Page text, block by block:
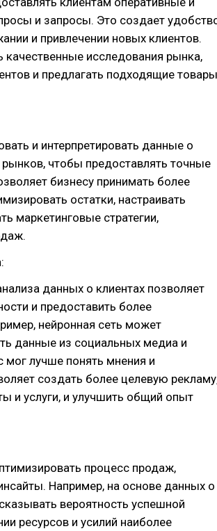
и запросы. Это создает
и привлечении новых клиентов.
исследования рынка,
и предлагать подходящие товары
и интерпретировать данные о
чтобы предоставлять точные
бизнесу принимать более
остатки, настраивать
маркетинговые стратегии,
данных о клиентах позволяет
и предоставить более
нейронная сеть может
данные из социальных медиа и
мог лучше понять мнения и
создать более целевую
и услуги, и улучшить общий опыт
процесс продаж,
Например, на основе данных о
вероятность успешной
ресурсов и усилий наиболее